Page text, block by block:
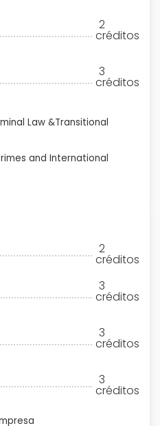
2
créditos
3
créditos
Law &Transitional
and International
2
créditos
3
créditos
3
créditos
3
créditos